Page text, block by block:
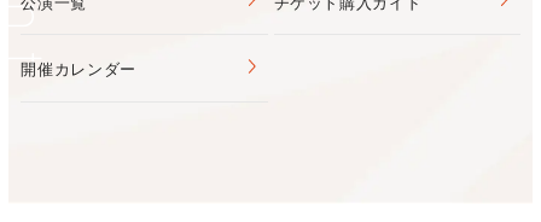
「AFC Enhance」を使用することで、響きの少ない
空間で演奏する際、用途に適した響きを付加し音の
開催カレンダー